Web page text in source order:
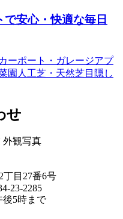
安心・快適な毎日
カーポート・ガレージアプ
園 人工芝・天然芝目隠し
せ
丁目27番6号
23-2285
後5時まで